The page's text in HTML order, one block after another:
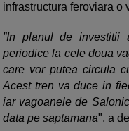
infrastructura feroviara o
”In planul de investitii
periodice la cele doua
care vor putea circula
Acest tren va duce in
iar vagoanele de
data pe saptamana", a